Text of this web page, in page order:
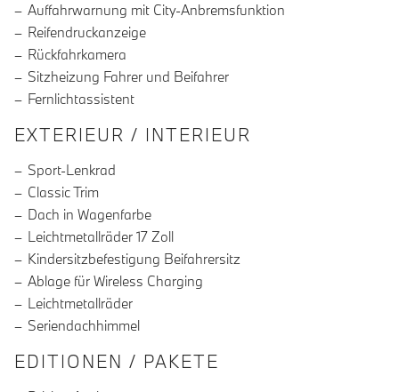
Auffahrwarnung mit City-Anbremsfunktion
Reifendruckanzeige
Rückfahrkamera
Sitzheizung Fahrer und Beifahrer
Fernlichtassistent
EXTERIEUR / INTERIEUR
Sport-Lenkrad
Classic Trim
Dach in Wagenfarbe
Leichtmetallräder 17 Zoll
Kindersitzbefestigung Beifahrersitz
Ablage für Wireless Charging
Leichtmetallräder
Seriendachhimmel
EDITIONEN / PAKETE